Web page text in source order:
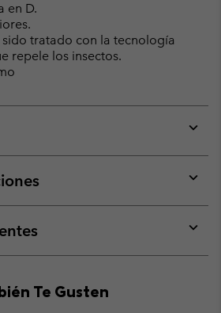
en D.
sido tratado con la tecnología
repele los insectos.
or
or
or
Te Gusten